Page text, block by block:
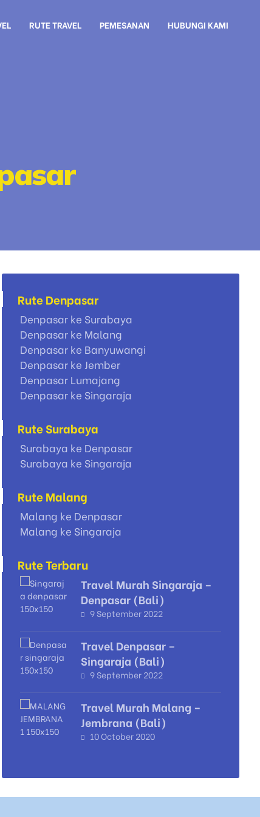
RUTE TRAVEL PEMESANAN HUBUNGI KAMI
Rute Denpasar
Denpasar ke Surabaya
Denpasar ke Malang
Denpasar ke Banyuwangi
Denpasar ke Jember
Denpasar Lumajang
Denpasar ke Singaraja
Rute Surabaya
Surabaya ke Denpasar
Surabaya ke Singaraja
Rute Malang
Malang ke Denpasar
Malang ke Singaraja
Rute Terbaru
Travel Murah Singaraja –
Denpasar (Bali)
9 September 2022
Travel Denpasar –
Singaraja (Bali)
9 September 2022
Travel Murah Malang –
Jembrana (Bali)
10 October 2020